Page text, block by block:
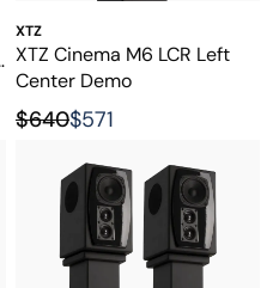
XTZ
XTZ Cinema M6 LCR Left
Center Demo
$640$571